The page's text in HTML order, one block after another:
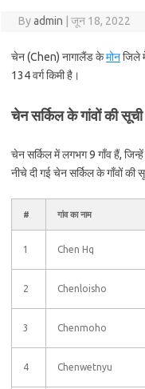
Byadmin जून 18, 2022
चेन (Chen) नागालैंड केमोनजिले
134 वर्ग किमी है।
चेन सर्किल के गांवों की
चेन सर्किल में लगभग 9 गाँव हैं,
नीचे दी गई चेन सर्किल के गाँवों
# गांव का नाम
1 Chen Hq
2 Chenloisho
3 Chenmoho
4 Chenwetnyu